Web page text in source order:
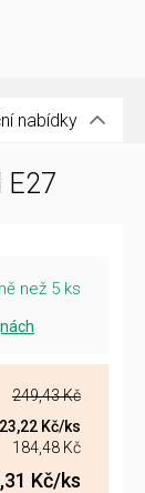
nabídky
E27
než 5 ks
249,43 Kč
Kč/ks
184,48 Kč
Kč/ks